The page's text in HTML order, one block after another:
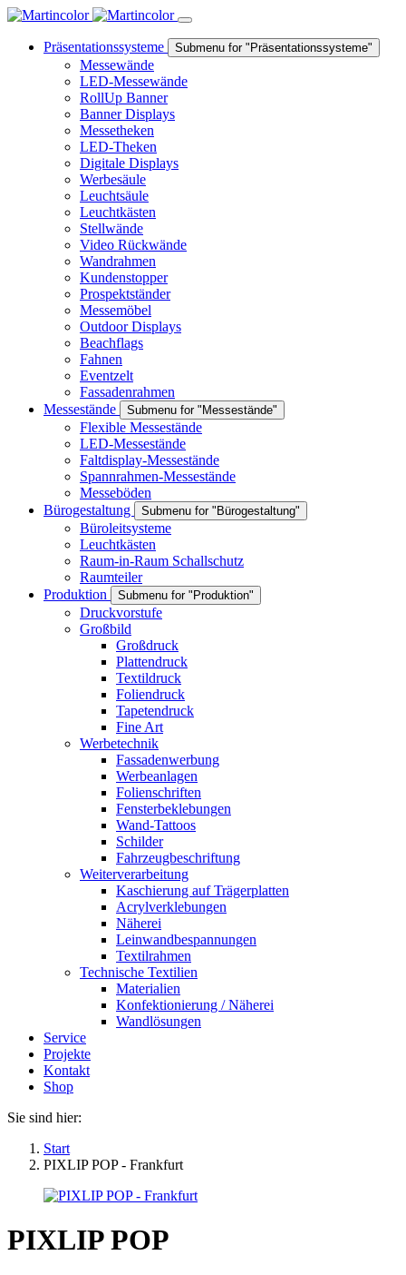
Präsentationssysteme Submenu for "Präsentationssysteme"
Messewände
LED-Messewände
RollUp Banner
Banner Displays
Messetheken
LED-Theken
Digitale Displays
Werbesäule
Leuchtsäule
Leuchtkästen
Stellwände
Video Rückwände
Wandrahmen
Kundenstopper
Prospektständer
Messemöbel
Outdoor Displays
Beachflags
Fahnen
Eventzelt
Fassadenrahmen
Messestände
Submenu for "Messestände"
Flexible Messestände
LED-Messestände
Faltdisplay-Messestände
Spannrahmen-Messestände
Messeböden
Bürogestaltung
Submenu for "Bürogestaltung"
Büroleitsysteme
Leuchtkästen
Raum-in-Raum Schallschutz
Raumteiler
Produktion
Submenu for "Produktion"
Druckvorstufe
Großbild
Großdruck
Plattendruck
Textildruck
Foliendruck
Tapetendruck
Fine Art
Werbetechnik
Fassadenwerbung
Werbeanlagen
Folienschriften
Fensterbeklebungen
Wand-Tattoos
Schilder
Fahrzeugbeschriftung
Weiterverarbeitung
Kaschierung auf Trägerplatten
Acrylverklebungen
Näherei
Leinwandbespannungen
Textilrahmen
Technische Textilien
Materialien
Konfektionierung / Näherei
Wandlösungen
Service
Projekte
Kontakt
Shop
Sie sind hier:
Start
PIXLIP POP - Frankfurt
PIXLIP POP